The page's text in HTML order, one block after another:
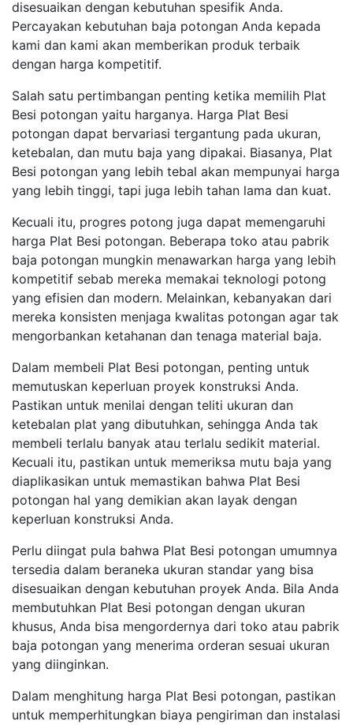
disesuaikan dengan kebutuhan spesifik Anda.
Percayakan kebutuhan baja potongan Anda kepada
kami dan kami akan memberikan produk terbaik
dengan harga kompetitif.
Salah satu pertimbangan penting ketika memilih Plat
Besi potongan yaitu harganya. Harga Plat Besi
potongan dapat bervariasi tergantung pada ukuran,
ketebalan, dan mutu baja yang dipakai. Biasanya, Plat
Besi potongan yang lebih tebal akan mempunyai harga
yang lebih tinggi, tapi juga lebih tahan lama dan kuat.
Kecuali itu, progres potong juga dapat memengaruhi
harga Plat Besi potongan. Beberapa toko atau pabrik
baja potongan mungkin menawarkan harga yang lebih
kompetitif sebab mereka memakai teknologi potong
yang efisien dan modern. Melainkan, kebanyakan dari
mereka konsisten menjaga kwalitas potongan agar tak
mengorbankan ketahanan dan tenaga material baja.
Dalam membeli Plat Besi potongan, penting untuk
memutuskan keperluan proyek konstruksi Anda.
Pastikan untuk menilai dengan teliti ukuran dan
ketebalan plat yang dibutuhkan, sehingga Anda tak
membeli terlalu banyak atau terlalu sedikit material.
Kecuali itu, pastikan untuk memeriksa mutu baja yang
diaplikasikan untuk memastikan bahwa Plat Besi
potongan hal yang demikian akan layak dengan
keperluan konstruksi Anda.
Perlu diingat pula bahwa Plat Besi potongan umumnya
tersedia dalam beraneka ukuran standar yang bisa
disesuaikan dengan kebutuhan proyek Anda. Bila Anda
membutuhkan Plat Besi potongan dengan ukuran
khusus, Anda bisa mengordernya dari toko atau pabrik
baja potongan yang menerima orderan sesuai ukuran
yang diinginkan.
Dalam menghitung harga Plat Besi potongan, pastikan
untuk memperhitungkan biaya pengiriman dan instalasi